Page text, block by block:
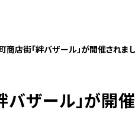
店街「絆バザール」が開催されまし
ザール」が開催